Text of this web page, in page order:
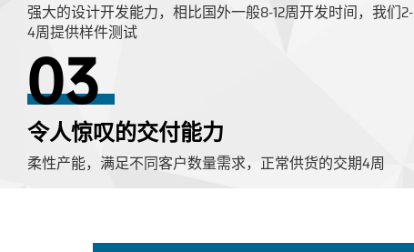
强大的设计开发能力，相比国外一般8-12周开发时间，我们2-
4周提供样件测试
03
令人惊叹的交付能力
柔性产能，满足不同客户数量需求，正常供货的交期4周